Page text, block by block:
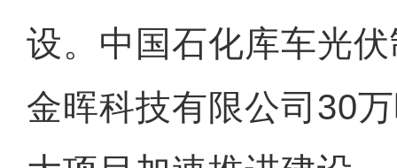
设。中国石化库车光
金晖科技有限公司30